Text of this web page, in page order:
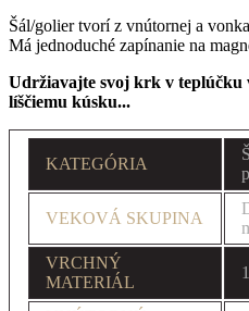
Šál/golier tvorí z vnútornej a
Má jednoduché zapínanie na
Udržiavajte svoj krk v teplúčku
líščiemu kúsku...
KATEGÓRIA
VEKOVÁ SKUPINA
VRCHNÝ
MATERIÁL